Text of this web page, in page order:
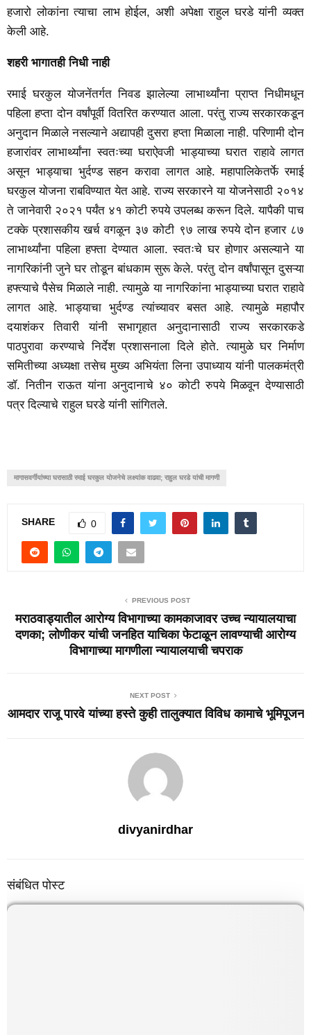
हजारो लोकांना त्याचा लाभ होईल, अशी अपेक्षा राहुल घरडे यांनी व्यक्त
केली आहे.
शहरी भागातही निधी नाही
रमाई घरकुल योजनेंतर्गत निवड झालेल्या लाभार्थ्यांना प्राप्त निधीमधून
पहिला हप्ता दोन वर्षांपूर्वी वितरित करण्यात आला. परंतु राज्य सरकारकडून
अनुदान मिळाले नसल्याने अद्यापही दुसरा हप्ता मिळाला नाही. परिणामी दोन
हजारांवर लाभार्थ्यांना स्वतःच्या घराऐवजी भाड्याच्या घरात राहावे लागत
असून भाड्याचा भुर्दण्ड सहन करावा लागत आहे. महापालिकेतर्फे रमाई
घरकुल योजना राबविण्यात येत आहे. राज्य सरकारने या योजनेसाठी २०१४
ते जानेवारी २०२१ पर्यंत ४१ कोटी रुपये उपलब्ध करून दिले. यापैकी पाच
टक्के प्रशासकीय खर्च वगळून ३७ कोटी ९७ लाख रुपये दोन हजार ८७
लाभार्थ्यांना पहिला हफ्ता देण्यात आला. स्वतःचे घर होणार असल्याने या
नागरिकांनी जुने घर तोडून बांधकाम सुरू केले. परंतु दोन वर्षांपासून दुसऱ्या
हफ्त्याचे पैसेच मिळाले नाही. त्यामुळे या नागरिकांना भाड्याच्या घरात राहावे
लागत आहे. भाड्याचा भुर्दण्ड त्यांच्यावर बसत आहे. त्यामुळे महापौर
दयाशंकर तिवारी यांनी सभागृहात अनुदानासाठी राज्य सरकारकडे
पाठपुरावा करण्याचे निर्देश प्रशासनाला दिले होते. त्यामुळे घर निर्माण
समितीच्या अध्यक्षा तसेच मुख्य अभियंता लिना उपाध्याय यांनी पालकमंत्री
डॉ. नितीन राऊत यांना अनुदानाचे ४० कोटी रुपये मिळवून देण्यासाठी
पत्र दिल्याचे राहुल घरडे यांनी सांगितले.
मागासवर्गीयांच्या घरासाठी रमाई घरकुल योजनेचे लक्ष्यांक वाढवा; राहुल घरडे यांची मागणी
SHARE 0
PREVIOUS POST
मराठवाड्यातील आरोग्य विभागाच्या कामकाजावर उच्च न्यायालयाचा
दणका; लोणीकर यांची जनहित याचिका फेटाळून लावण्याची आरोग्य
विभागाच्या मागणीला न्यायालयाची चपराक
NEXT POST
आमदार राजू पारवे यांच्या हस्ते कुही तालुक्यात विविध कामाचे भूमिपूजन
divyanirdhar
संबंधित पोस्ट